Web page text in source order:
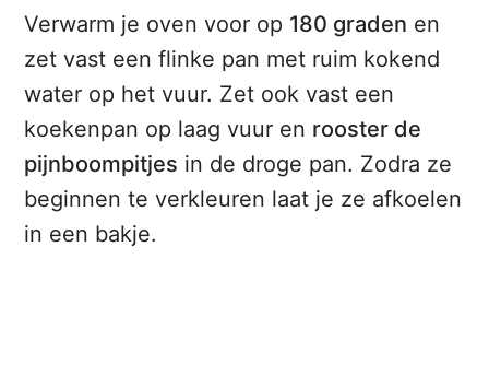
Verwarm je oven voor op 180 graden en
zet vast een flinke pan met ruim kokend
water op het vuur. Zet ook vast een
koekenpan op laag vuur en rooster de
pijnboompitjes in de droge pan. Zodra ze
beginnen te verkleuren laat je ze afkoelen
in een bakje.